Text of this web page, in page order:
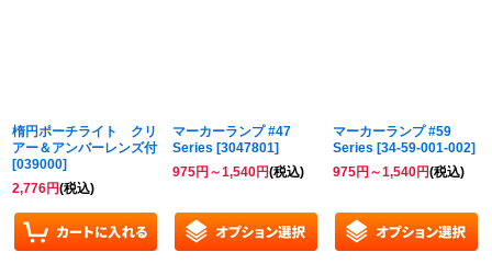
楕円ポーチライト クリ
アー＆アンバーレンズ付
[039000]
2,776円(税込)
マーカーランプ #47
Series [3047801]
975円 ～1,540円(税込)
マーカーランプ #59
Series [34-59-001-002]
975円 ～1,540円(税込)